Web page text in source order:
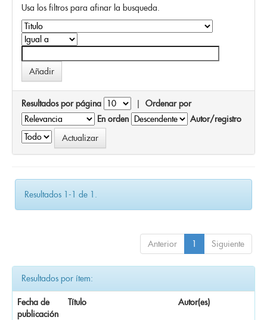
Usa los filtros para afinar la busqueda.
Resultados por página | Ordenar por
En orden
Autor/registro
Resultados 1-1 de 1.
Anterior 1 Siguiente
Resultados por ítem:
Fecha de
publicación
Título Autor(es)